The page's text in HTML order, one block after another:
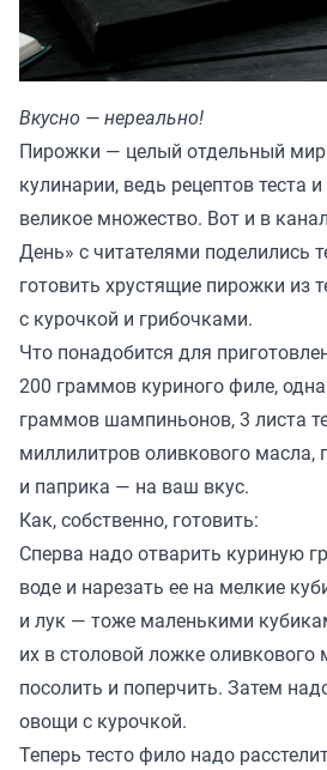
Вкусно — нереально!
Пирожки — целый отдельный
кулинарии, ведь рецептов теста
великое множество. Вот и в
День» с читателями поделились
готовить хрустящие пирожки из
с курочкой и грибочками.
Что понадобится для
200 граммов куриного филе,
граммов шампиньонов, 3 листа
миллилитров оливкового масла,
и паприка — на ваш вкус.
Как, собственно, готовить:
Сперва надо отварить куриную
воде и нарезать ее на мелкие
и лук — тоже маленькими
их в столовой ложке оливкового
посолить и поперчить. Затем
овощи с курочкой.
Теперь тесто фило надо